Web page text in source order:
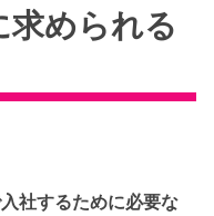
求められる
社するために必要な